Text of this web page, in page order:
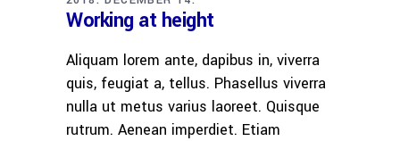
Working at height
Aliquam lorem ante, dapibus in, viverra
quis, feugiat a, tellus. Phasellus viverra
nulla ut metus varius laoreet. Quisque
rutrum. Aenean imperdiet. Etiam